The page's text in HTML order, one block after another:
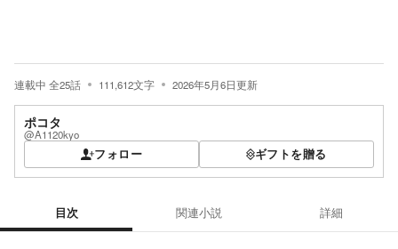
連載中 全25話 111,612文字 2026年5月6日更新
ポコタ
@A1120kyo
フォロー ギフトを贈る
目次 関連小説 詳細